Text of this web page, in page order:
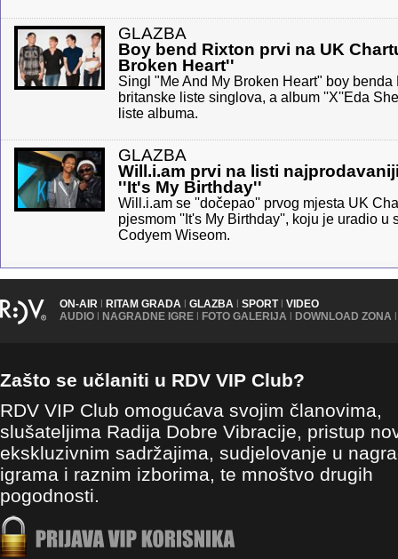
GLAZBA
Boy bend Rixton prvi na UK
Broken Heart''
Singl "Me And My Broken Heart" boy
britanske liste singlova, a album ''X''Eda
liste albuma.
GLAZBA
Will.i.am prvi na listi
''It's My Birthday''
Will.i.am se ''dočepao'' prvog mjesta UK
pjesmom ''It's My Birthday'', koju je uradio u
Codyem Wiseom.
ON-AIR | RITAM GRADA | GLAZBA | SPORT | VIDEO
AUDIO | NAGRADNE IGRE | FOTO GALERIJA | DOWNLOAD ZONA |
Zašto se učlaniti u RDV VIP Club?
RDV VIP Club omogućava svojim članovima,
slušateljima Radija Dobre Vibracije, pristup
ekskluzivnim sadržajima, sudjelovanje u
igrama i raznim izborima, te mnoštvo drugih
pogodnosti.